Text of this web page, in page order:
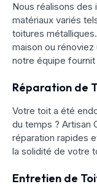
Nous réalisons des
matériaux variés
toitures
maison ou
notre équipe
Réparation de
Votre toit a été
du temps ? Artisan
réparation rapides
la solidité de votre
Entretien de